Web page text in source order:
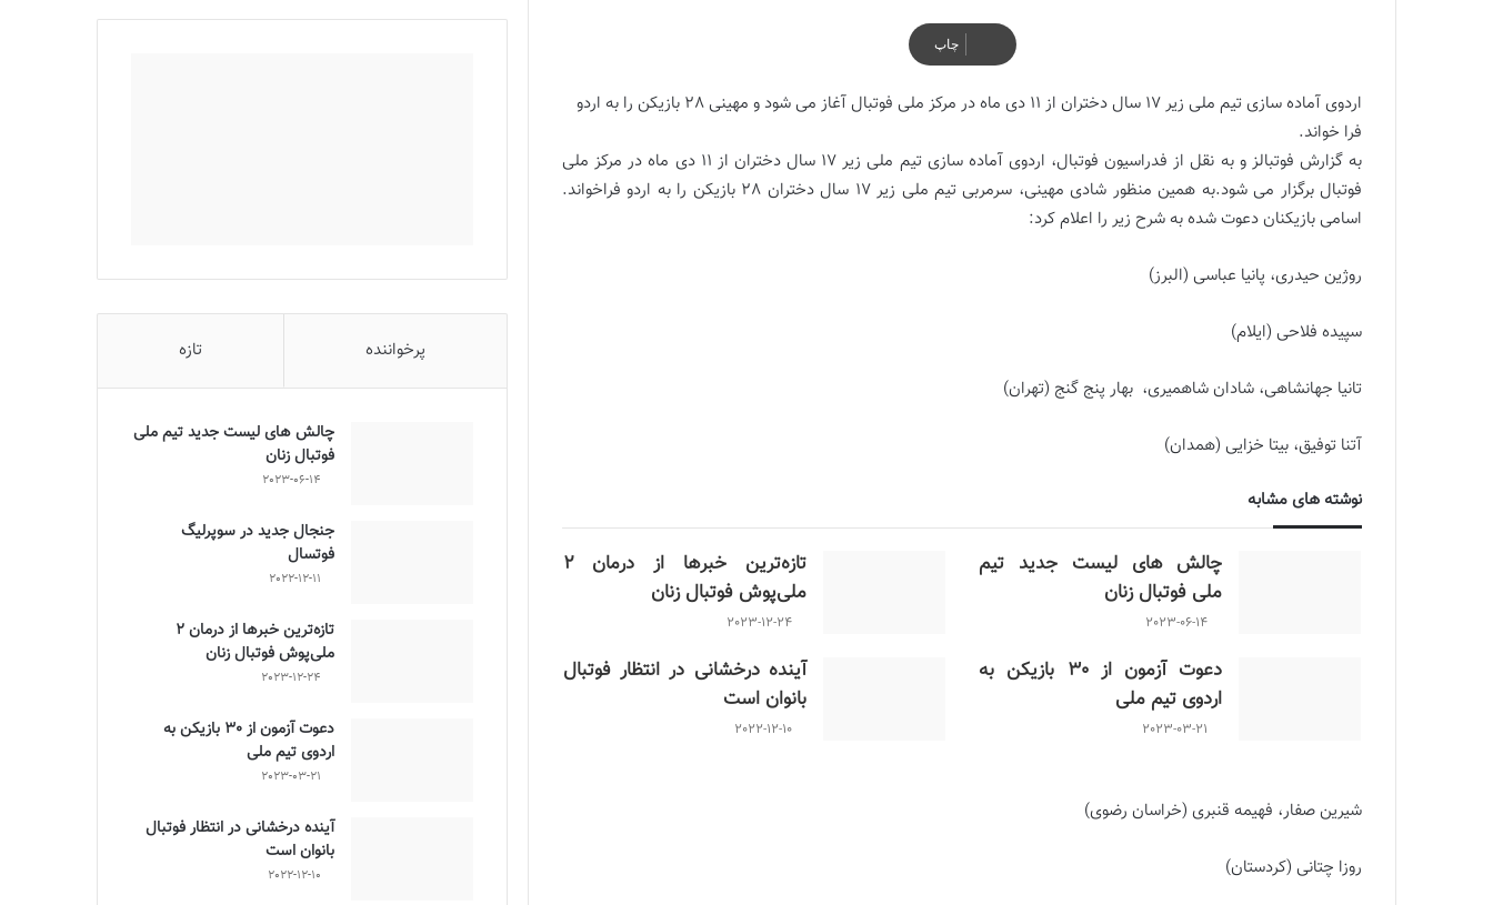
چاپ
اردوی آماده سازی تیم ملی زیر 17 سال دختران از 11 دی ماه در مرکز ملی فوتبال آغاز می شود و مهینی 28 بازیکن را به اردو
فرا خواند.
به گزارش فوتبالز و به نقل از فدراسیون فوتبال، اردوی آماده سازی تیم ملی زیر 17 سال دختران از 11 دی ماه در مرکز ملی
فوتبال برگزار می شود.به همین منظور شادی مهینی، سرمربی تیم ملی زیر 17 سال دختران 28 بازیکن را به اردو فراخواند.
اسامی بازیکنان دعوت شده به شرح زیر را اعلام کرد:
روژین حیدری، پانیا عباسی (البرز)
سپیده فلاحی (ایلام)
تانیا جهانشاهی، شادان شاهمیری، بهار پنج گنج (تهران)
آتنا توفیق، بیتا خزایی (همدان)
نوشته های مشابه
چالش هاى ليست جدید تيم
ملى فوتبال زنان
2023-06-14
تازه‌ترین خبرها از درمان ۲
ملی‌پوش فوتبال زنان
2023-12-24
دعوت آزمون از 30 بازیکن به
اردوی تیم ملی
2023-03-21
آینده درخشانی در انتظار فوتبال
بانوان است
2022-12-10
شیرین صفار، فهیمه قنبری (خراسان رضوی)
روزا چتانی (کردستان)
پرخواننده تازه
چالش هاى ليست جدید تيم ملى
فوتبال زنان
2023-06-14
جنجال جدید در سوپرلیگ
فوتسال
2022-12-11
تازه‌ترین خبرها از درمان ۲
ملی‌پوش فوتبال زنان
2023-12-24
دعوت آزمون از 30 بازیکن به
اردوی تیم ملی
2023-03-21
آینده درخشانی در انتظار فوتبال
بانوان است
2022-12-10